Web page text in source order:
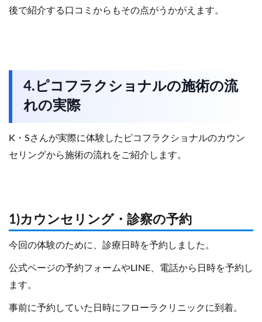
後で紹介する口コミからもその点がうかがえます。
4.ピコフラクショナルの施術の流
れの実際
K・Sさんが実際に体験したピコフラクショナルのカウン
セリングから施術の流れをご紹介します。
1)カウンセリング・診察の予約
今回の体験のために、診療日時を予約しました。
公式ページの予約フォームやLINE、電話から日時を予約し
ます。
事前に予約していた日時にフローラクリニックに到着。